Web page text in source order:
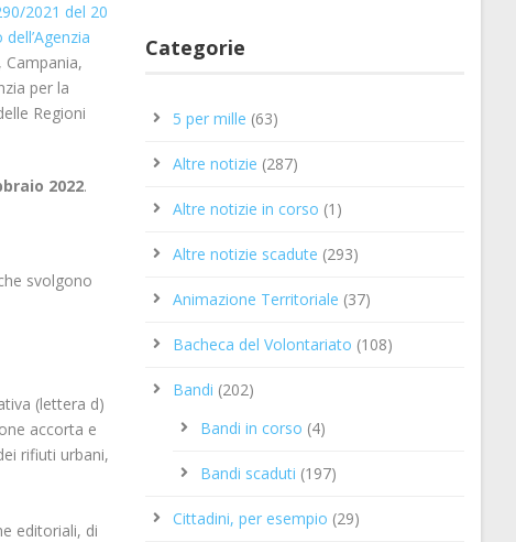
2021 del 20
per la
Regioni
2022.
svolgono
(lettera d)
accorta e
rifiuti urbani,
editoriali, di
Categorie
5 per mille (63)
Altre notizie (287)
Altre notizie in corso (1)
Altre notizie scadute (293)
Animazione Territoriale (37)
Bacheca del Volontariato (108)
Bandi (202)
Bandi in corso (4)
Bandi scaduti (197)
Cittadini, per esempio (29)